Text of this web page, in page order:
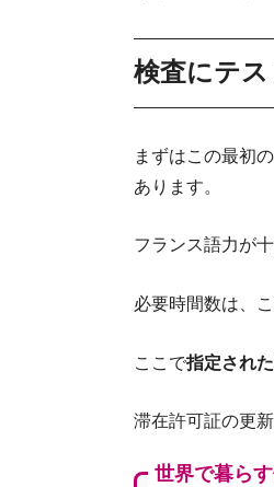
検査にテ
まずはこの最初
あります。
フランス語力が
必要時間数は、
ここで指定され
滞在許可証の更
世界で暮ら